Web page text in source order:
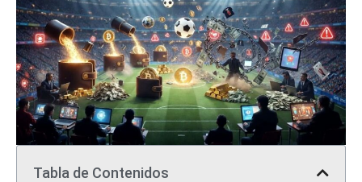
Tabla de Contenidos